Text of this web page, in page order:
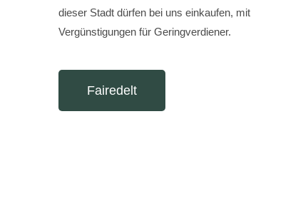
dieser Stadt dürfen bei uns einkaufen, mit
Vergünstigungen für Geringverdiener.
Fairedelt